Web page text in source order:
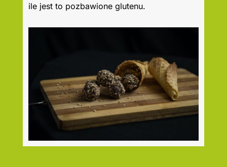
ile jest to pozbawione glutenu.